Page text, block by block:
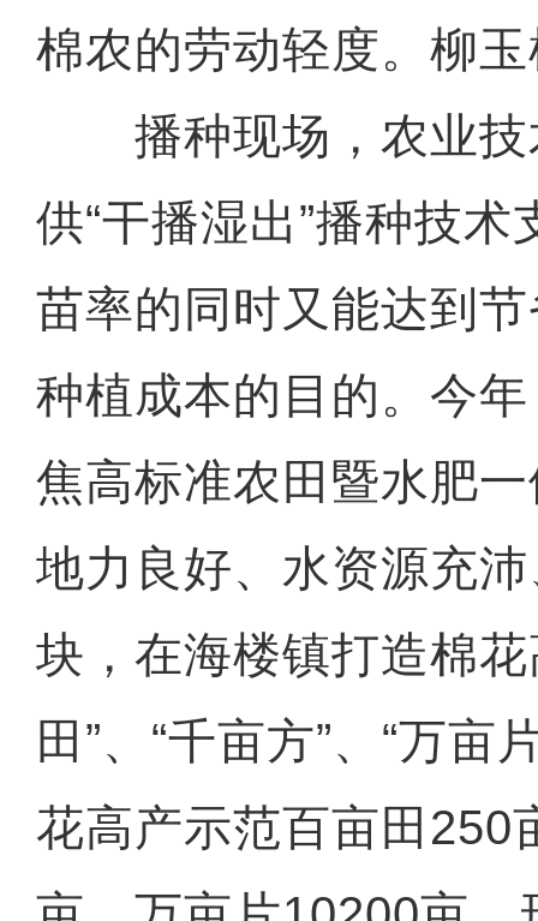
棉农的劳动轻度。柳
播种现场，农业技
供“干播湿出”播种技
苗率的同时又能达到
种植成本的目的。今
焦高标准农田暨水肥
地力良好、水资源充
块，在海楼镇打造棉
田”、“千亩方”、“万亩
花高产示范百亩田250